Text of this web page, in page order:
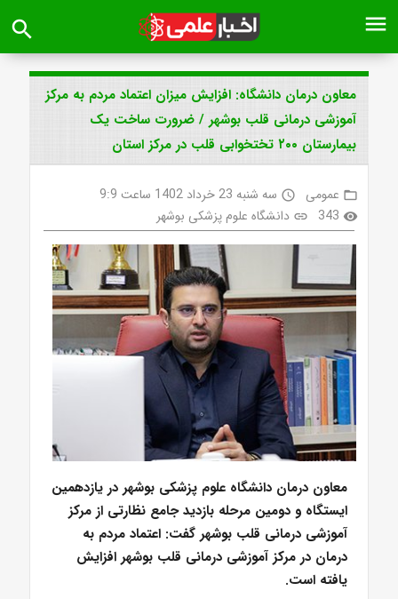
menu
search
معاون درمان دانشگاه: افزایش میزان اعتماد مردم به مرکز
آموزشی درمانی قلب بوشهر / ضرورت ساخت یک
بیمارستان ۲۰۰ تختخوابی قلب در مرکز استان
folder_open عمومی access_time سه شنبه 23 خرداد 1402 ساعت 9:9
visibility
343
link دانشگاه علوم پزشکی بوشهر
معاون درمان دانشگاه علوم پزشکی بوشهر در یازدهمین
ایستگاه و دومین مرحله بازدید جامع نظارتی از مرکز
آموزشی درمانی قلب بوشهر گفت: اعتماد مردم به
درمان در مرکز آموزشی درمانی قلب بوشهر افزایش
یافته است.